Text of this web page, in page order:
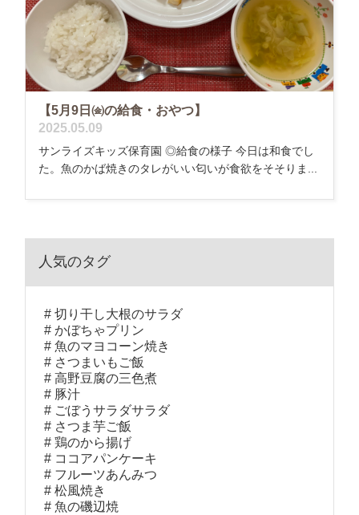
【5月9日㈮の給食・おやつ】
2025.05.09
サンライズキッズ保育園 ◎給食の様子 今日は和食でし
た。魚のかば焼きのタレがいい匂いが食欲をそそりま...
人気のタグ
切り干し大根のサラダ
かぼちゃプリン
魚のマヨコーン焼き
さつまいもご飯
高野豆腐の三色煮
豚汁
ごぼうサラダサラダ
さつま芋ご飯
鶏のから揚げ
ココアパンケーキ
フルーツあんみつ
松風焼き
魚の磯辺焼